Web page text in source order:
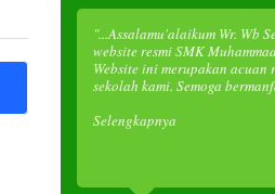
"...Assalamu'alaikum Wr. Wb
website resmi SMK
Website ini merupakan acuan
sekolah kami. Semoga
Selengkapnya